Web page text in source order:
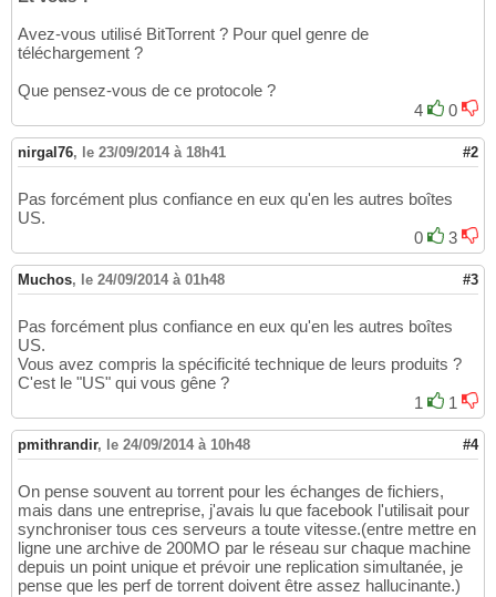
Avez-vous utilisé BitTorrent ? Pour quel genre de
téléchargement ?
Que pensez-vous de ce protocole ?
4
0
nirgal76, le 23/09/2014 à 18h41 #2
Pas forcément plus confiance en eux qu'en les autres boîtes
US.
0
3
Muchos, le 24/09/2014 à 01h48 #3
Pas forcément plus confiance en eux qu'en les autres boîtes
US.
Vous avez compris la spécificité technique de leurs produits ?
C'est le "US" qui vous gêne ?
1
1
pmithrandir, le 24/09/2014 à 10h48 #4
On pense souvent au torrent pour les échanges de fichiers,
mais dans une entreprise, j'avais lu que facebook l'utilisait pour
synchroniser tous ces serveurs a toute vitesse.(entre mettre en
ligne une archive de 200MO par le réseau sur chaque machine
depuis un point unique et prévoir une replication simultanée, je
pense que les perf de torrent doivent être assez hallucinante.)